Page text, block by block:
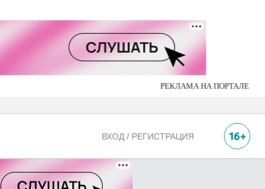
РЕКЛАМА НА ПОРТАЛЕ
ВХОД / РЕГИСТРАЦИЯ